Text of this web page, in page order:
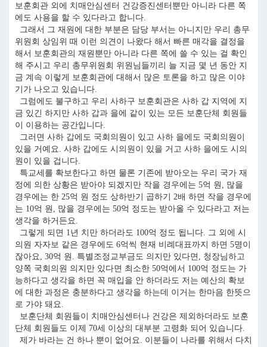
보훈회관 외에 치매안심센터 건강증진센터뿐만 아니라 다른 쪽
에도 사용을 할 수 있다라고 합니다.
그래서 그 재원에 대한 부분은 담당 부서는 아니지만 우리 총무
위원회 상임위 때 이런 의견이 나왔다 해서 빠른 매각을 결정을
해서 보훈회관의 재원뿐만 아니라 다른 쪽에 쓸 수 있는 걸 확인
해 주시고 우리 총무위원회 위원님들끼리 늘 지금 몇 년 동안 지
금 계속 이렇게 보훈회관에 대해서 많은 토론을 하고 많은 이야
기가 나오고 있습니다.
그럼에도 불구하고 우리 사하구 보훈회관은 사하 갑 지역에 지
금 있긴 하지만 사하 갑과 을에 같이 있는 모든 보훈단체 회원들
이 이용하는 공간입니다.
그러면 사하 갑에도 국회의원이 있고 사하 을에도 국회의원이
있을 거예요. 사하 갑에도 시의원이 있을 거고 사하 을에도 시의
원이 있을 겁니다.
특교세를 확보한다고 하면 물론 기존에 받아오는 우리 국가 재
정에 의한 상황은 받아야 되겠지만 작을 경우에는 5억 원, 많을
경우에는 한 25억 원 정도 상하반기 곱하기 2배 하면 작을 경우에
는 10억 원, 많을 경우에는 50억 정도는 받아올 수 있다라고 저는
생각을 하거든요.
그렇게 되면 1년 치만 하더라도 100억 정도 됩니다. 그 외에 시
의원 자자보 같은 경우에도 6억씩 현재 비례대표까지 하면 5명이
잖아요, 30억 원. 특별조정교부금도 의지만 있다면, 청장님하고
양쪽 국회의원 의지만 있다면 최소한 50억에서 100억 정도는 가
능하다고 생각을 하면 꼭 매입을 안 하더라도 저는 예산의 확보
에 대한 과정은 충분하다고 생각을 하는데 이거는 한마음 한뜻으
로 가야 돼요.
보훈단체 회원들이 치매안심센터나 건강은 제외하더라도 보훈
단체 회원들도 이제 70세 이상의 대부분 고령화 되어 있습니다.
제가 바라는 건 하나 뿐이 없어요. 이분들이 나라를 위해서 다치